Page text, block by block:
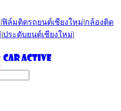
|ฟิล์มติดรถยนต์เชียงใหม่|กล้องติด
|ประดับยนต์เชียงใหม่|